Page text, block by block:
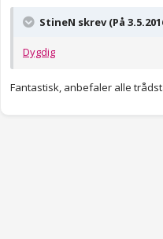
StineN skrev (På
Dygdig
Fantastisk, anbefaler alle